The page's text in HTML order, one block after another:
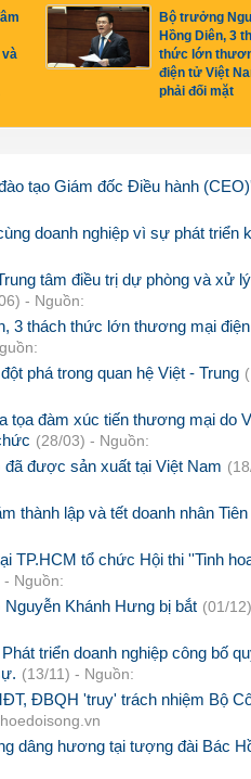
và
Bộ trưởng
Hồng Diên, 3
thức lớn
điện tử Việt
phải đối mặt
tạo Giám đốc Điều hành
doanh nghiệp vì sự phát triển
tâm điều trị dự phòng và xử
- Nguồn:
3 thách thức lớn thương mại
phá trong quan hệ Việt - Trung
tọa đàm xúc tiến thương mại do
(28/03) - Nguồn:
được sản xuất tại Việt Nam
thành lập và tết doanh nhân
TP.HCM tổ chức Hội thi ''Tinh
- Nguồn:
Khánh Hưng bị bắt (01/
triển doanh nghiệp công bố
(13/11) - Nguồn:
ĐBQH 'truy' trách nhiệm Bộ
dâng hương tại tượng đài Bác